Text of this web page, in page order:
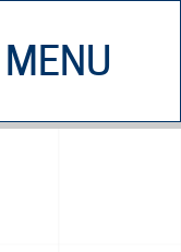
MENU
CHI SIAMO